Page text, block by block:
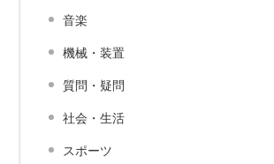
音楽
機械・装置
質問・疑問
社会・生活
スポーツ